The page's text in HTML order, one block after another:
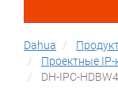
Dahua
Проектные
DH-IPC-